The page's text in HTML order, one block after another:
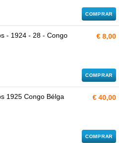
COMPRAR
- 1924 - 28 - Congo
€ 8,00
COMPRAR
1925 Congo Bélga € 40,00
COMPRAR